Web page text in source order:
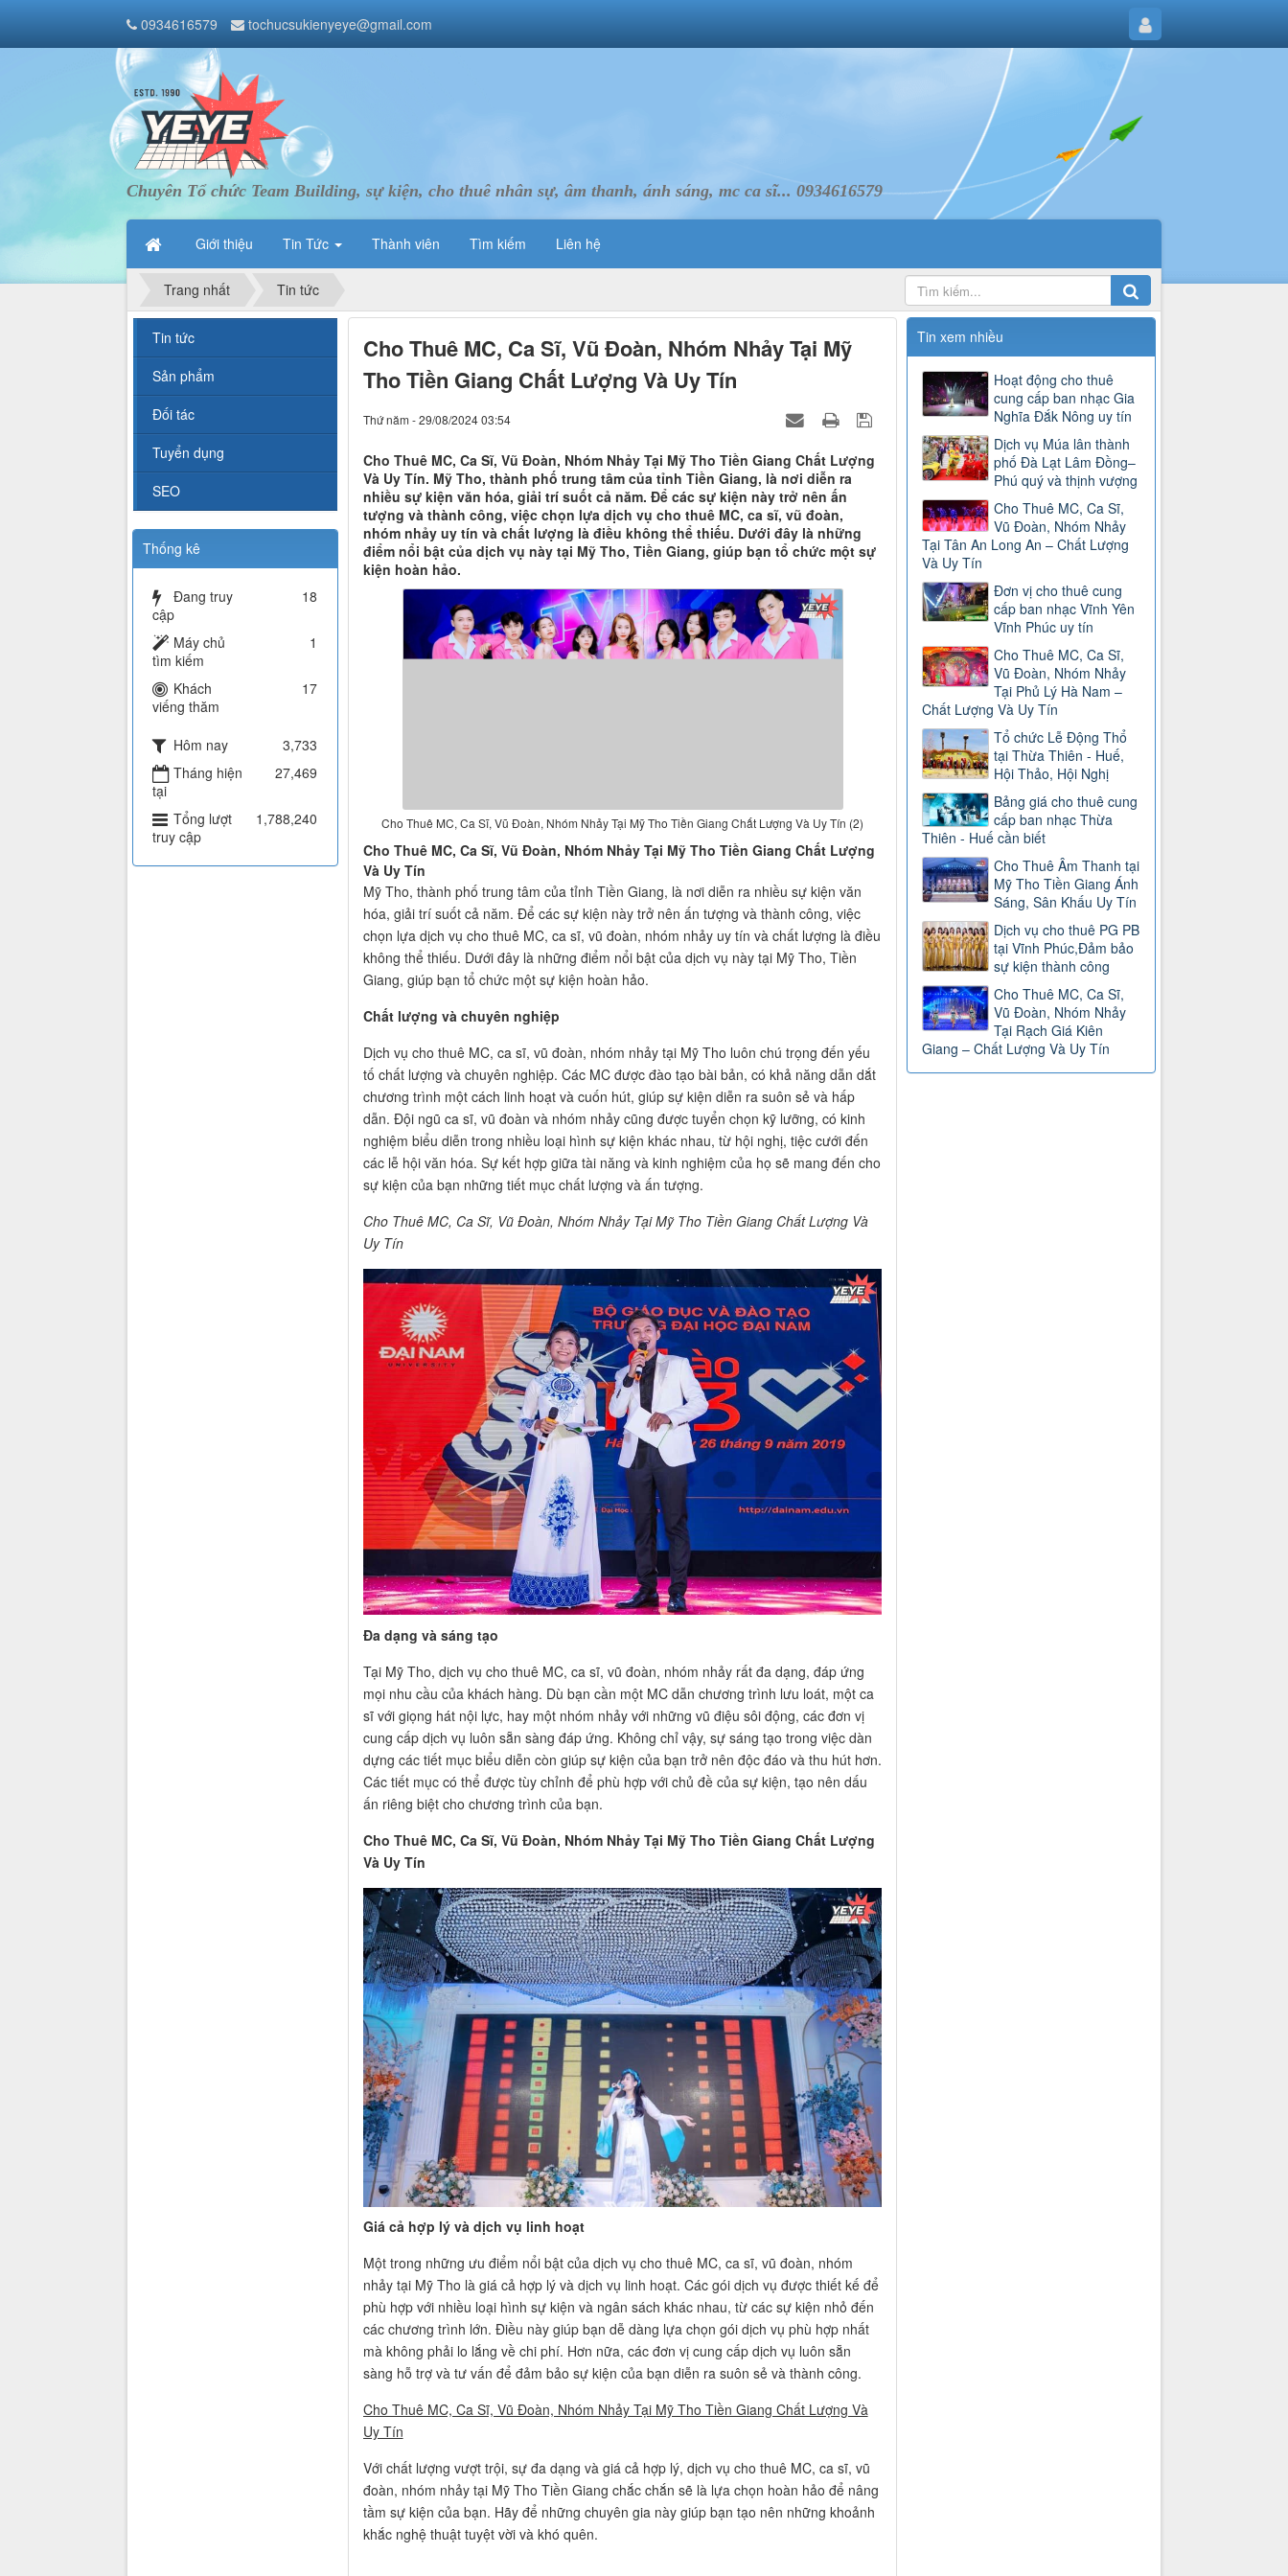
0934616579 tochucsukienyeye@gmail.com
Chuyên Tổ chức Team Building, sự kiện, cho thuê nhân sự, âm thanh, ánh sáng, mc ca sĩ... 0934616579
Giới thiệu Tin Tức Thành viên Tìm kiếm Liên hệ
Trang nhất Tin tức
Cho Thuê MC, Ca Sĩ, Vũ Đoàn, Nhóm Nhảy Tại Mỹ
Tho Tiền Giang Chất Lượng Và Uy Tín
Thứ năm - 29/08/2024 03:54
Cho Thuê MC, Ca Sĩ, Vũ Đoàn, Nhóm Nhảy Tại Mỹ Tho Tiền Giang Chất Lượng
Và Uy Tín. Mỹ Tho, thành phố trung tâm của tỉnh Tiền Giang, là nơi diễn ra
nhiều sự kiện văn hóa, giải trí suốt cả năm. Để các sự kiện này trở nên ấn
tượng và thành công, việc chọn lựa dịch vụ cho thuê MC, ca sĩ, vũ đoàn,
nhóm nhảy uy tín và chất lượng là điều không thể thiếu. Dưới đây là những
điểm nổi bật của dịch vụ này tại Mỹ Tho, Tiền Giang, giúp bạn tổ chức một sự
kiện hoàn hảo.
Cho Thuê MC, Ca Sĩ, Vũ Đoàn, Nhóm Nhảy Tại Mỹ Tho Tiền Giang Chất Lượng Và Uy Tín (2)
Cho Thuê MC, Ca Sĩ, Vũ Đoàn, Nhóm Nhảy Tại Mỹ Tho Tiền Giang Chất Lượng
Và Uy Tín
Mỹ Tho, thành phố trung tâm của tỉnh Tiền Giang, là nơi diễn ra nhiều sự kiện văn
hóa, giải trí suốt cả năm. Để các sự kiện này trở nên ấn tượng và thành công, việc
chọn lựa dịch vụ cho thuê MC, ca sĩ, vũ đoàn, nhóm nhảy uy tín và chất lượng là điều
không thể thiếu. Dưới đây là những điểm nổi bật của dịch vụ này tại Mỹ Tho, Tiền
Giang, giúp bạn tổ chức một sự kiện hoàn hảo.
Chất lượng và chuyên nghiệp
Dịch vụ cho thuê MC, ca sĩ, vũ đoàn, nhóm nhảy tại Mỹ Tho luôn chú trọng đến yếu
tố chất lượng và chuyên nghiệp. Các MC được đào tạo bài bản, có khả năng dẫn dắt
chương trình một cách linh hoạt và cuốn hút, giúp sự kiện diễn ra suôn sẻ và hấp
dẫn. Đội ngũ ca sĩ, vũ đoàn và nhóm nhảy cũng được tuyển chọn kỹ lưỡng, có kinh
nghiệm biểu diễn trong nhiều loại hình sự kiện khác nhau, từ hội nghị, tiệc cưới đến
các lễ hội văn hóa. Sự kết hợp giữa tài năng và kinh nghiệm của họ sẽ mang đến cho
sự kiện của bạn những tiết mục chất lượng và ấn tượng.
Cho Thuê MC, Ca Sĩ, Vũ Đoàn, Nhóm Nhảy Tại Mỹ Tho Tiền Giang Chất Lượng Và
Uy Tín
Đa dạng và sáng tạo
Tại Mỹ Tho, dịch vụ cho thuê MC, ca sĩ, vũ đoàn, nhóm nhảy rất đa dạng, đáp ứng
mọi nhu cầu của khách hàng. Dù bạn cần một MC dẫn chương trình lưu loát, một ca
sĩ với giọng hát nội lực, hay một nhóm nhảy với những vũ điệu sôi động, các đơn vị
cung cấp dịch vụ luôn sẵn sàng đáp ứng. Không chỉ vậy, sự sáng tạo trong việc dàn
dựng các tiết mục biểu diễn còn giúp sự kiện của bạn trở nên độc đáo và thu hút hơn.
Các tiết mục có thể được tùy chỉnh để phù hợp với chủ đề của sự kiện, tạo nên dấu
ấn riêng biệt cho chương trình của bạn.
Cho Thuê MC, Ca Sĩ, Vũ Đoàn, Nhóm Nhảy Tại Mỹ Tho Tiền Giang Chất Lượng
Và Uy Tín
Giá cả hợp lý và dịch vụ linh hoạt
Một trong những ưu điểm nổi bật của dịch vụ cho thuê MC, ca sĩ, vũ đoàn, nhóm
nhảy tại Mỹ Tho là giá cả hợp lý và dịch vụ linh hoạt. Các gói dịch vụ được thiết kế để
phù hợp với nhiều loại hình sự kiện và ngân sách khác nhau, từ các sự kiện nhỏ đến
các chương trình lớn. Điều này giúp bạn dễ dàng lựa chọn gói dịch vụ phù hợp nhất
mà không phải lo lắng về chi phí. Hơn nữa, các đơn vị cung cấp dịch vụ luôn sẵn
sàng hỗ trợ và tư vấn để đảm bảo sự kiện của bạn diễn ra suôn sẻ và thành công.
Cho Thuê MC, Ca Sĩ, Vũ Đoàn, Nhóm Nhảy Tại Mỹ Tho Tiền Giang Chất Lượng Và
Uy Tín
Với chất lượng vượt trội, sự đa dạng và giá cả hợp lý, dịch vụ cho thuê MC, ca sĩ, vũ
đoàn, nhóm nhảy tại Mỹ Tho Tiền Giang chắc chắn sẽ là lựa chọn hoàn hảo để nâng
tầm sự kiện của bạn. Hãy để những chuyên gia này giúp bạn tạo nên những khoảnh
khắc nghệ thuật tuyệt vời và khó quên.
Tin xem nhiều
Hoạt động cho thuê
cung cấp ban nhạc Gia
Nghĩa Đắk Nông uy tín
Dịch vụ Múa lân thành
phố Đà Lạt Lâm Đồng–
Phú quý và thịnh vượng
Cho Thuê MC, Ca Sĩ,
Vũ Đoàn, Nhóm Nhảy
Tại Tân An Long An – Chất Lượng
Và Uy Tín
Đơn vị cho thuê cung
cấp ban nhạc Vĩnh Yên
Vĩnh Phúc uy tín
Cho Thuê MC, Ca Sĩ,
Vũ Đoàn, Nhóm Nhảy
Tại Phủ Lý Hà Nam –
Chất Lượng Và Uy Tín
Tổ chức Lễ Động Thổ
tại Thừa Thiên - Huế,
Hội Thảo, Hội Nghị
Bảng giá cho thuê cung
cấp ban nhạc Thừa
Thiên - Huế cần biết
Cho Thuê Âm Thanh tại
Mỹ Tho Tiền Giang Ánh
Sáng, Sân Khấu Uy Tín
Dịch vụ cho thuê PG PB
tại Vĩnh Phúc,Đảm bảo
sự kiện thành công
Cho Thuê MC, Ca Sĩ,
Vũ Đoàn, Nhóm Nhảy
Tại Rạch Giá Kiên
Giang – Chất Lượng Và Uy Tín
Tin tức
Sản phẩm
Đối tác
Tuyển dụng
SEO
Thống kê
Đang truy
cập
18
Máy chủ
tìm kiếm
1
Khách
viếng thăm
17
Hôm nay
3,733
Tháng hiện
tại
27,469
Tổng lượt
truy cập
1,788,240